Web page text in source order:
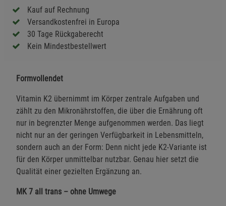
Kauf auf Rechnung
Versandkostenfrei in Europa
30 Tage Rückgaberecht
Kein Mindestbestellwert
Formvollendet
Vitamin K2 übernimmt im Körper zentrale Aufgaben und
zählt zu den Mikronährstoffen, die über die Ernährung oft
nur in begrenzter Menge aufgenommen werden. Das liegt
nicht nur an der geringen Verfügbarkeit in Lebensmitteln,
sondern auch an der Form: Denn nicht jede K2-Variante ist
für den Körper unmittelbar nutzbar. Genau hier setzt die
Qualität einer gezielten Ergänzung an.
MK 7 all trans – ohne Umwege